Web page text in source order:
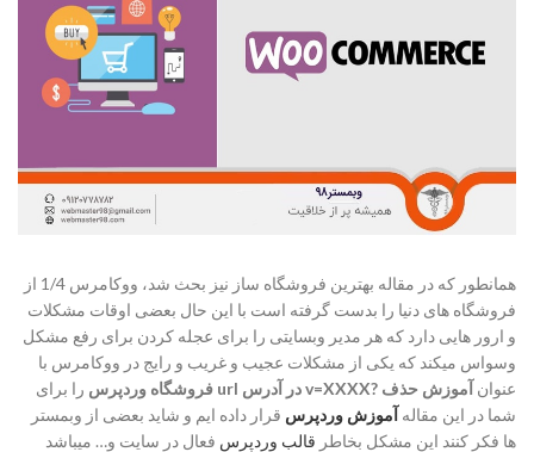
همانطور که در مقاله بهترین فروشگاه ساز نیز بحث شد، ووکامرس 1/4 از
فروشگاه های دنیا را بدست گرفته است با این حال بعضی اوقات مشکلات
و ارور هایی دارد که هر مدیر وبسایتی را برای عجله کردن برای رفع مشکل
وسواس میکند که یکی از مشکلات عجیب و غریب و رایج در ووکامرس با
عنوان آموزش حذف ?v=XXXX در آدرس url فروشگاه وردپرس
را برای
شما در این مقاله آموزش وردپرس قرار داده ایم و شاید بعضی از وبمستر
ها فکر کنند این مشکل بخاطر قالب وردپرس فعال در سایت و… میباشد